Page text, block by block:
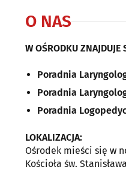
O NAS
W OŚRODKU ZNAJDUJE
Poradnia
Poradnia
Poradnia
LOKALIZACJA:
Ośrodek mieści się w
Kościoła św.